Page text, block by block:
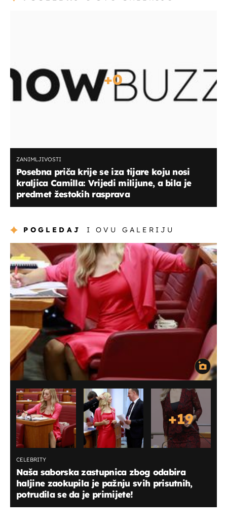
+0
ZANIMLJIVOSTI
Posebna priča krije se iza tijare koju nosi
kraljica Camilla: Vrijedi milijune, a bila je
predmet žestokih rasprava
POGLEDAJ I OVU GALERIJU
+19
CELEBRITY
Naša saborska zastupnica zbog odabira
haljine zaokupila je pažnju svih prisutnih,
potrudila se da je primijete!